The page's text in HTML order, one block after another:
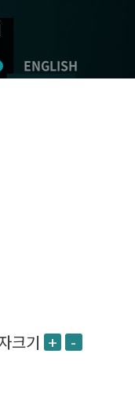
ENGLISH
크기 + -